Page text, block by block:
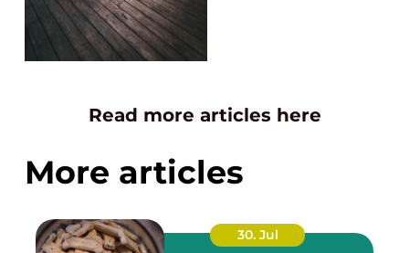
Read more articles here
More articles
30. Jul